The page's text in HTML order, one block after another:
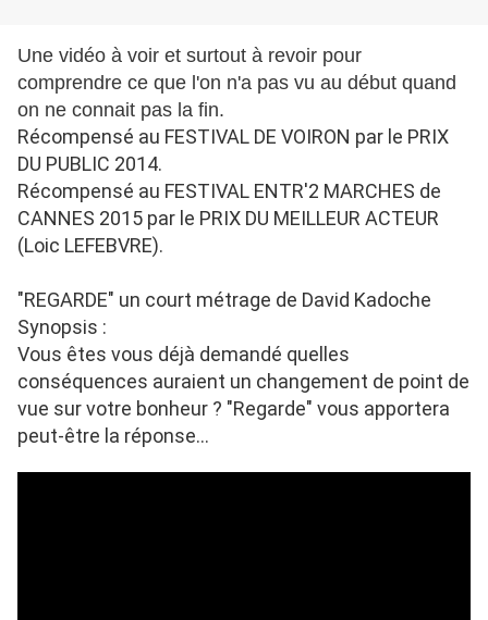
Une vidéo à voir et surtout à revoir pour
comprendre ce que l'on n'a pas vu au début quand
on ne connait pas la fin.
Récompensé au FESTIVAL DE VOIRON par le PRIX
DU PUBLIC 2014.
Récompensé au FESTIVAL ENTR'2 MARCHES de
CANNES 2015 par le PRIX DU MEILLEUR ACTEUR
(Loic LEFEBVRE).
"REGARDE" un court métrage de David Kadoche
Synopsis :
Vous êtes vous déjà demandé quelles
conséquences auraient un changement de point de
vue sur votre bonheur ? "Regarde" vous apportera
peut-être la réponse...